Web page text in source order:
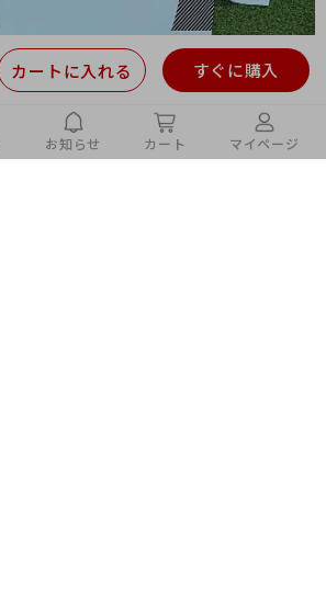
すぐに購入
カートに入れる
お知らせ カート マイページ